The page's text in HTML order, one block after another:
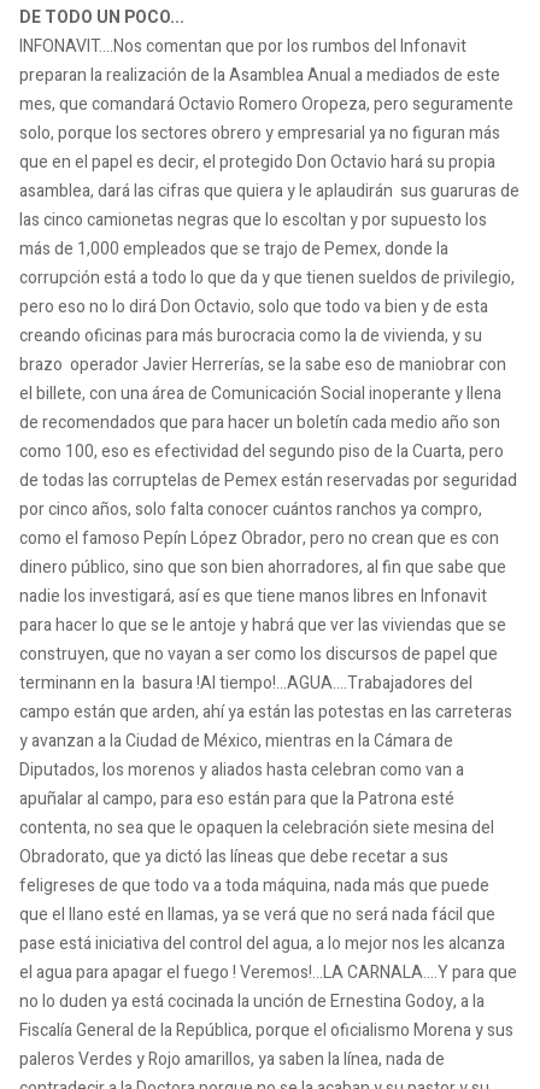
DE TODO UN POCO...
INFONAVIT....Nos comentan que por los rumbos del Infonavit
preparan la realización de la Asamblea Anual a mediados de este
mes, que comandará Octavio Romero Oropeza, pero seguramente
solo, porque los sectores obrero y empresarial ya no figuran más
que en el papel es decir, el protegido Don Octavio hará su propia
asamblea, dará las cifras que quiera y le aplaudirán sus guaruras de
las cinco camionetas negras que lo escoltan y por supuesto los
más de 1,000 empleados que se trajo de Pemex, donde la
corrupción está a todo lo que da y que tienen sueldos de privilegio,
pero eso no lo dirá Don Octavio, solo que todo va bien y de esta
creando oficinas para más burocracia como la de vivienda, y su
brazo operador Javier Herrerías, se la sabe eso de maniobrar con
el billete, con una área de Comunicación Social inoperante y llena
de recomendados que para hacer un boletín cada medio año son
como 100, eso es efectividad del segundo piso de la Cuarta, pero
de todas las corruptelas de Pemex están reservadas por seguridad
por cinco años, solo falta conocer cuántos ranchos ya compro,
como el famoso Pepín López Obrador, pero no crean que es con
dinero público, sino que son bien ahorradores, al fin que sabe que
nadie los investigará, así es que tiene manos libres en Infonavit
para hacer lo que se le antoje y habrá que ver las viviendas que se
construyen, que no vayan a ser como los discursos de papel que
terminann en la basura !Al tiempo!...AGUA....Trabajadores del
campo están que arden, ahí ya están las potestas en las carreteras
y avanzan a la Ciudad de México, mientras en la Cámara de
Diputados, los morenos y aliados hasta celebran como van a
apuñalar al campo, para eso están para que la Patrona esté
contenta, no sea que le opaquen la celebración siete mesina del
Obradorato, que ya dictó las líneas que debe recetar a sus
feligreses de que todo va a toda máquina, nada más que puede
que el llano esté en llamas, ya se verá que no será nada fácil que
pase está iniciativa del control del agua, a lo mejor nos les alcanza
el agua para apagar el fuego ! Veremos!...LA CARNALA....Y para que
no lo duden ya está cocinada la unción de Ernestina Godoy, a la
Fiscalía General de la República, porque el oficialismo Morena y sus
paleros Verdes y Rojo amarillos, ya saben la línea, nada de